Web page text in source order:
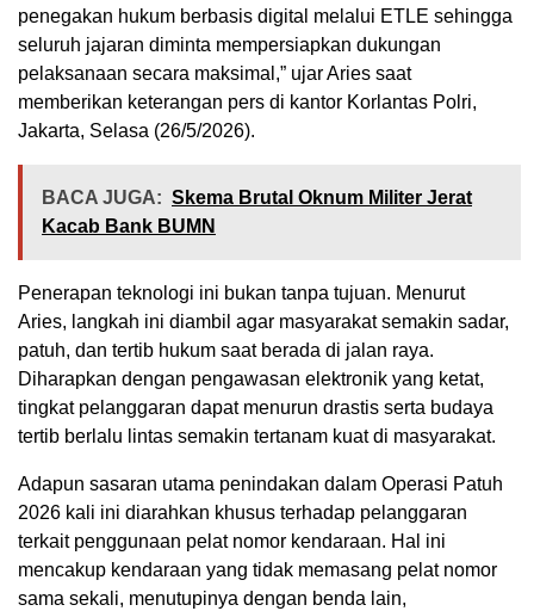
penegakan hukum berbasis digital melalui ETLE sehingga
seluruh jajaran diminta mempersiapkan dukungan
pelaksanaan secara maksimal,” ujar Aries saat
memberikan keterangan pers di kantor Korlantas Polri,
Jakarta, Selasa (26/5/2026).
BACA JUGA: Skema Brutal Oknum Militer Jerat
Kacab Bank BUMN
Penerapan teknologi ini bukan tanpa tujuan. Menurut
Aries, langkah ini diambil agar masyarakat semakin sadar,
patuh, dan tertib hukum saat berada di jalan raya.
Diharapkan dengan pengawasan elektronik yang ketat,
tingkat pelanggaran dapat menurun drastis serta budaya
tertib berlalu lintas semakin tertanam kuat di masyarakat.
Adapun sasaran utama penindakan dalam Operasi Patuh
2026 kali ini diarahkan khusus terhadap pelanggaran
terkait penggunaan pelat nomor kendaraan. Hal ini
mencakup kendaraan yang tidak memasang pelat nomor
sama sekali, menutupinya dengan benda lain,